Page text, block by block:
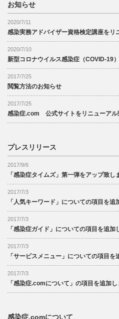
お知らせ
2020/7/11
感染実務アドバイザー資格検定講座をリ
2020/7/10
新型コロナウイルス感染症（COVID-19
2017/7/25
閲覧方法のお知らせ
2017/7/25
感染症.com 公式サイトをリニューアル
プレスリリース
2017/9/6
「感染症タイムズ」第一弾をアップ致し
2017/7/3
「人気キーワード」についての項目を追
2017/7/3
「感染症ガイド」についての項目を追加
2017/7/3
「サービスメニュー」についての項目を
2017/7/3
「感染症.comについて」の項目を追加し
感染症.comについて